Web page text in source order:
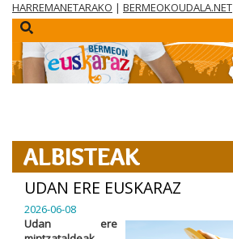
HARREMANETARAKO | BERMEOKOUDALA.NET
ALBISTEAK
UDAN ERE EUSKARAZ
2026-06-08
Udan ere